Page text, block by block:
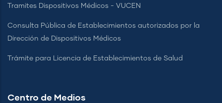
Tramites Dispositivos Médicos - VUCEN
Consulta Pública de Establecimientos autorizados por la
Dirección de Dispositivos Médicos
Trámite para Licencia de Establecimientos de Salud
Centro de Medios